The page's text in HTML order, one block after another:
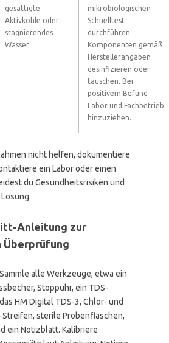
gesättigte
Aktivkohle oder
stagnierendes
Wasser
mikrobiologischen
Schnelltest
durchführen.
Komponenten gemäß
Herstellerangaben
desinfizieren oder
tauschen. Bei
positivem Befund
Labor und Fachbetrieb
hinzuziehen.
nicht helfen, dokumentiere
ein Labor oder einen
du Gesundheitsrisiken und
Anleitung zur
Überprüfung
Sammle alle Werkzeuge, etwa ein
Stoppuhr, ein TDS-
HM Digital TDS-3, Chlor- und
Streifen, sterile Probenflaschen,
ein Notizblatt. Kalibriere